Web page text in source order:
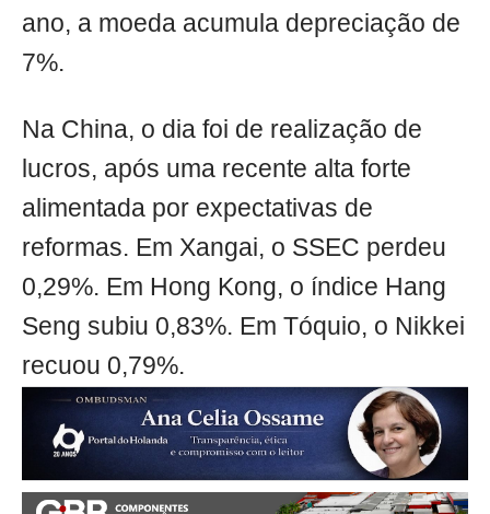
ano, a moeda acumula depreciação de
7%.
Na China, o dia foi de realização de
lucros, após uma recente alta forte
alimentada por expectativas de
reformas. Em Xangai, o SSEC perdeu
0,29%. Em Hong Kong, o índice Hang
Seng subiu 0,83%. Em Tóquio, o Nikkei
recuou 0,79%.